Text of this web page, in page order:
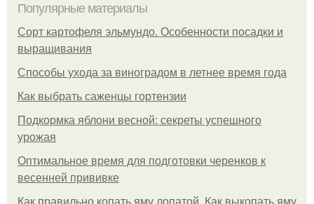
Популярные материалы
Сорт картофеля эльмундо. Особенности посадки и
выращивания
Способы ухода за виноградом в летнее время года
Как выбрать саженцы гортензии
Подкормка яблони весной: секреты успешного
урожая
Оптимальное время для подготовки черенков к
весенней прививке
Как правильно копать яму лопатой. Как выкопать яму